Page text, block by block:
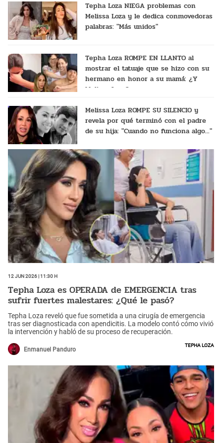
Tepha Loza NIEGA problemas con
Melissa Loza y le dedica conmovedoras
palabras: "Más unidos"
Tepha Loza ROMPE EN LLANTO al
mostrar el tatuaje que se hizo con su
hermano en honor a su mamá: ¿Y
Melissa Loza?
Melissa Loza ROMPE SU SILENCIO y
revela por qué terminó con el padre
de su hija: "Cuando no funciona algo..."
12 Jun 2026 | 11:30 h
Tepha Loza es OPERADA de EMERGENCIA tras
sufrir fuertes malestares: ¿Qué le pasó?
Tepha Loza reveló que fue sometida a una cirugía de emergencia
tras ser diagnosticada con apendicitis. La modelo contó cómo vivió
la intervención y habló de su proceso de recuperación.
Enmanuel Panduro
Tepha Loza